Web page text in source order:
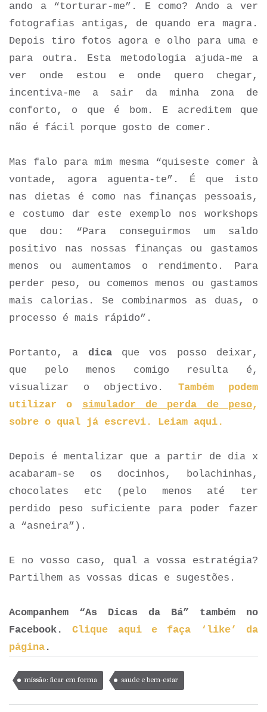
ando a “torturar-me”. E como? Ando a ver
fotografias antigas, de quando era magra.
Depois tiro fotos agora e olho para uma e
para outra. Esta metodologia ajuda-me a
ver onde estou e onde quero chegar,
incentiva-me a sair da minha zona de
conforto, o que é bom. E acreditem que
não é fácil porque gosto de comer.
Mas falo para mim mesma “quiseste comer à
vontade, agora aguenta-te”. É que isto
nas dietas é como nas finanças pessoais,
e costumo dar este exemplo nos workshops
que dou: “Para conseguirmos um saldo
positivo nas nossas finanças ou gastamos
menos ou aumentamos o rendimento. Para
perder peso, ou comemos menos ou gastamos
mais calorias. Se combinarmos as duas, o
processo é mais rápido”.
Portanto, a dicaque vos posso deixar,
que pelo menos comigo resulta é,
visualizar o objectivo. Também podem
utilizar o simulador de perda de peso,
sobre o qual já escrevi. Leiam aqui.
Depois é mentalizar que a partir de dia x
acabaram-se os docinhos, bolachinhas,
chocolates etc (pelo menos até ter
perdido peso suficiente para poder fazer
a “asneira”).
E no vosso caso, qual a vossa estratégia?
Partilhem as vossas dicas e sugestões.
Acompanhem “As Dicas da Bá” também no
Facebook.Clique aqui e faça ‘like’ da
página .
missão: ficar em forma saude e bem-estar